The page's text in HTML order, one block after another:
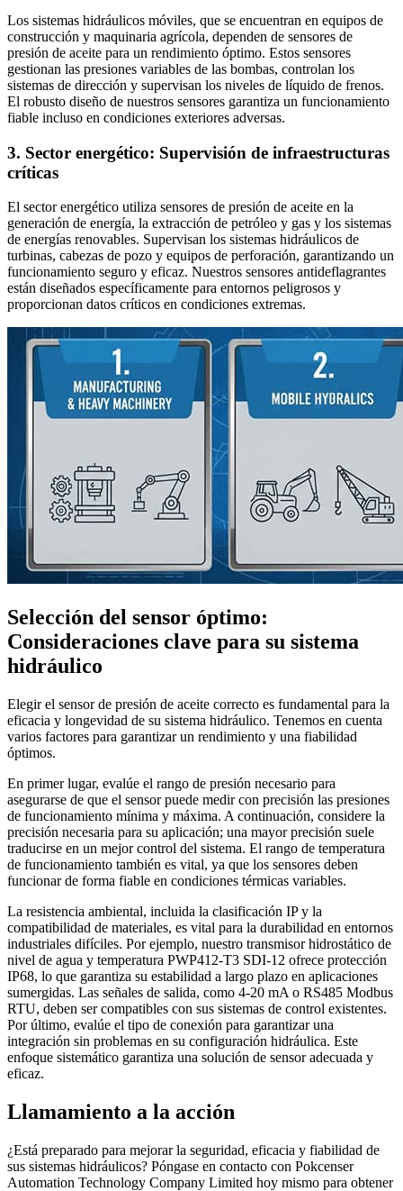
Los sistemas hidráulicos móviles, que se encuentran en equipos de
construcción y maquinaria agrícola, dependen de sensores de
presión de aceite para un rendimiento óptimo. Estos sensores
gestionan las presiones variables de las bombas, controlan los
sistemas de dirección y supervisan los niveles de líquido de frenos.
El robusto diseño de nuestros sensores garantiza un funcionamiento
fiable incluso en condiciones exteriores adversas.
3. Sector energético: Supervisión de infraestructuras
críticas
El sector energético utiliza sensores de presión de aceite en la
generación de energía, la extracción de petróleo y gas y los sistemas
de energías renovables. Supervisan los sistemas hidráulicos de
turbinas, cabezas de pozo y equipos de perforación, garantizando un
funcionamiento seguro y eficaz. Nuestros sensores antideflagrantes
están diseñados específicamente para entornos peligrosos y
proporcionan datos críticos en condiciones extremas.
Selección del sensor óptimo:
Consideraciones clave para su sistema
hidráulico
Elegir el sensor de presión de aceite correcto es fundamental para la
eficacia y longevidad de su sistema hidráulico. Tenemos en cuenta
varios factores para garantizar un rendimiento y una fiabilidad
óptimos.
En primer lugar, evalúe el rango de presión necesario para
asegurarse de que el sensor puede medir con precisión las presiones
de funcionamiento mínima y máxima. A continuación, considere la
precisión necesaria para su aplicación; una mayor precisión suele
traducirse en un mejor control del sistema. El rango de temperatura
de funcionamiento también es vital, ya que los sensores deben
funcionar de forma fiable en condiciones térmicas variables.
La resistencia ambiental, incluida la clasificación IP y la
compatibilidad de materiales, es vital para la durabilidad en entornos
industriales difíciles. Por ejemplo, nuestro transmisor hidrostático de
nivel de agua y temperatura PWP412-T3 SDI-12 ofrece protección
IP68, lo que garantiza su estabilidad a largo plazo en aplicaciones
sumergidas. Las señales de salida, como 4-20 mA o RS485 Modbus
RTU, deben ser compatibles con sus sistemas de control existentes.
Por último, evalúe el tipo de conexión para garantizar una
integración sin problemas en su configuración hidráulica. Este
enfoque sistemático garantiza una solución de sensor adecuada y
eficaz.
Llamamiento a la acción
¿Está preparado para mejorar la seguridad, eficacia y fiabilidad de
sus sistemas hidráulicos? Póngase en contacto con Pokcenser
Automation Technology Company Limited hoy mismo para obtener